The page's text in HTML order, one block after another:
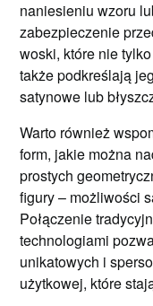
naniesieniu wzoru
zabezpieczenie
woski, które nie
także podkreślają
satynowe lub
Warto również
form, jakie można
prostych
figury – możliwości
Połączenie
technologiami
unikatowych i
użytkowej, które